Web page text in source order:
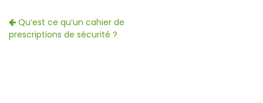
Qu’est ce qu’un cahier de
prescriptions de sécurité ?